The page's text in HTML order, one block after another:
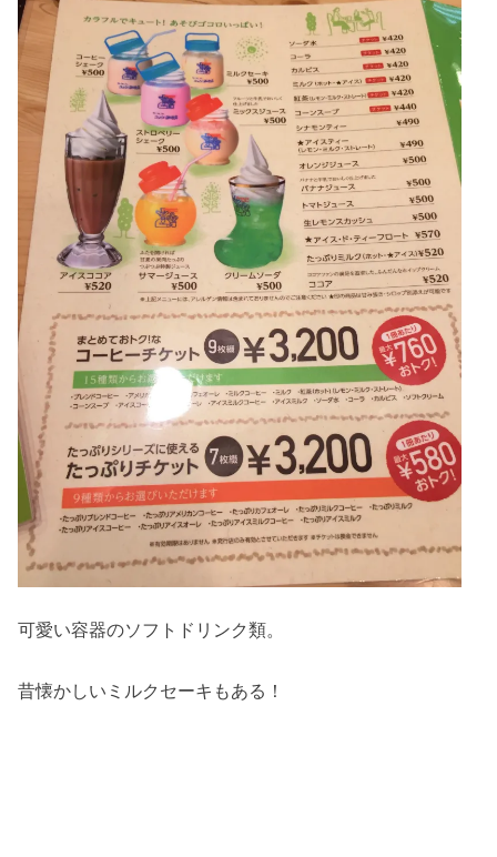
可愛い容器のソフトドリンク類。
昔懐かしいミルクセーキもある！